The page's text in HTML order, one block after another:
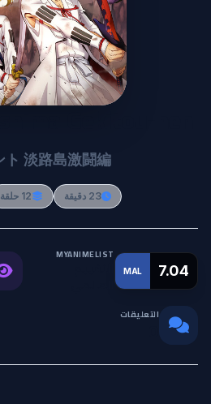
Gekitou-hen
淡路島激闘編
23 دقيقة 12 حلقة
MAL 7.04
MYANIMELIST
التعليقات